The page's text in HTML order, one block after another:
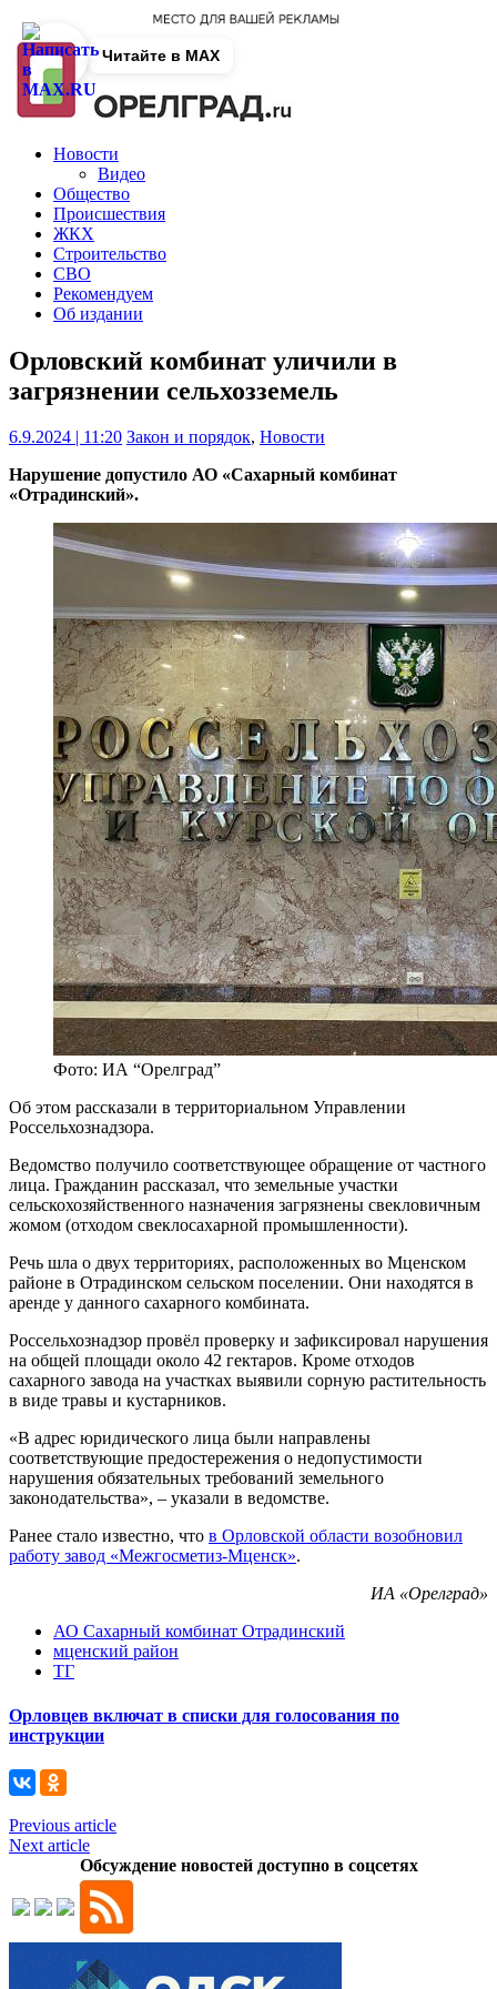
Новости
Видео
Общество
Происшествия
ЖКХ
Строительство
СВО
Рекомендуем
Об издании
Орловский комбинат уличили в
загрязнении сельхозземель
6.9.2024 | 11:20 Закон и порядок, Новости
Нарушение допустило АО «Сахарный комбинат
«Отрадинский».
Фото: ИА “Орелград”
Об этом рассказали в территориальном Управлении
Россельхознадзора.
Ведомство получило соответствующее обращение от частного
лица. Гражданин рассказал, что земельные участки
сельскохозяйственного назначения загрязнены свекловичным
жомом (отходом свеклосахарной промышленности).
Речь шла о двух территориях, расположенных во Мценском
районе в Отрадинском сельском поселении. Они находятся в
аренде у данного сахарного комбината.
Россельхознадзор провёл проверку и зафиксировал нарушения
на общей площади около 42 гектаров. Кроме отходов
сахарного завода на участках выявили сорную растительность
в виде травы и кустарников.
«В адрес юридического лица были направлены
соответствующие предостережения о недопустимости
нарушения обязательных требований земельного
законодательства», – указали в ведомстве.
Ранее стало известно, что в Орловской области возобновил
работу завод «Межгосметиз-Мценск».
ИА «Орелград»
АО Сахарный комбинат Отрадинский
мценский район
ТГ
Орловцев включат в списки для голосования по
инструкции
Previous article
Next article
Обсуждение новостей доступно в соцсетях
Читайте в MAX